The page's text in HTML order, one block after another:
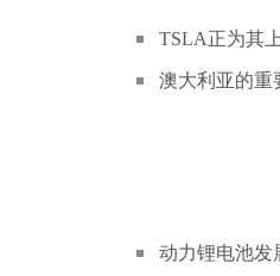
TSLA正为其
澳大利亚的重
动力锂电池发